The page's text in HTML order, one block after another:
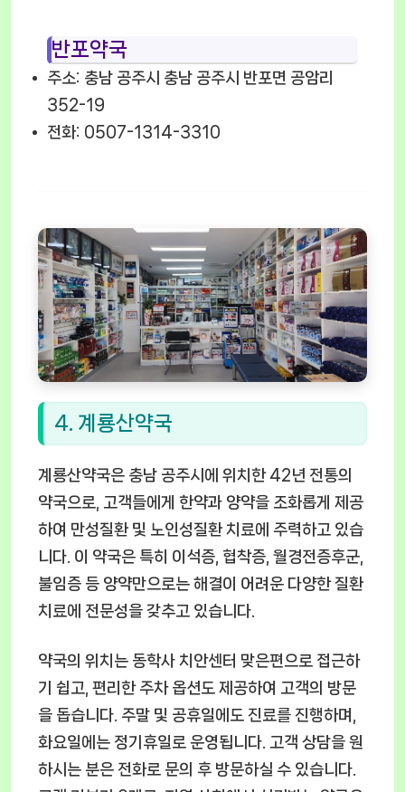
반포약국
주소: 충남 공주시 충남 공주시 반포면 공암리
352-19
전화: 0507-1314-3310
4. 계룡산약국
계룡산약국은 충남 공주시에 위치한 42년 전통의
약국으로, 고객들에게 한약과 양약을 조화롭게 제공
하여 만성질환 및 노인성질환 치료에 주력하고 있습
니다. 이 약국은 특히 이석증, 협착증, 월경전증후군,
불임증 등 양약만으로는 해결이 어려운 다양한 질환
치료에 전문성을 갖추고 있습니다.
약국의 위치는 동학사 치안센터 맞은편으로 접근하
기 쉽고, 편리한 주차 옵션도 제공하여 고객의 방문
을 돕습니다. 주말 및 공휴일에도 진료를 진행하며,
화요일에는 정기휴일로 운영됩니다. 고객 상담을 원
하시는 분은 전화로 문의 후 방문하실 수 있습니다.